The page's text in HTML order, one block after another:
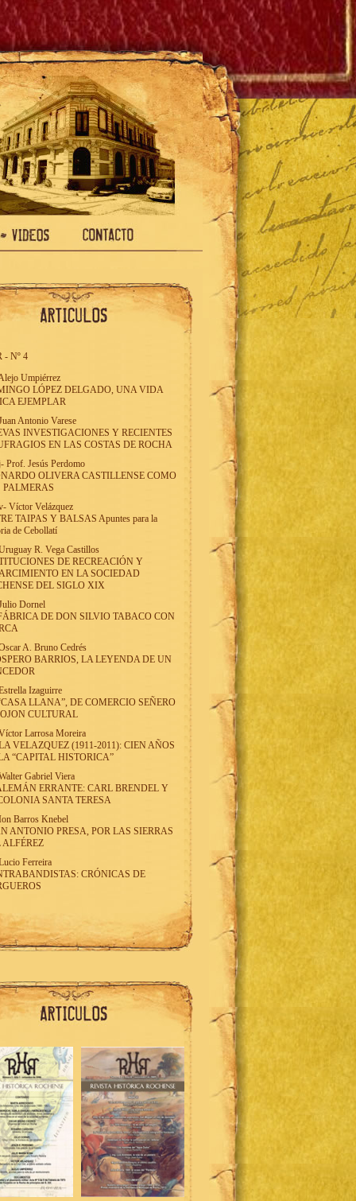
- Nº 4
Umpiérrez
LÓPEZ DELGADO, UNA VIDA
EJEMPLAR
Antonio Varese
INVESTIGACIONES Y RECIENTES
EN LAS COSTAS DE ROCHA
- Prof. Jesús Perdomo
OLIVERA CASTILLENSE COMO
PALMERAS
- Víctor Velázquez
TAIPAS Y BALSAS Apuntes para la
de Cebollatí
R. Vega Castillos
DE RECREACIÓN Y
EN LA SOCIEDAD
DEL SIGLO XIX
Dornel
DE DON SILVIO TABACO CON
A. Bruno Cedrés
BARRIOS, LA LEYENDA DE UN
Izaguirre
LLANA”, DE COMERCIO SEÑERO
CULTURAL
Larrosa Moreira
VELAZQUEZ (1911-2011): CIEN AÑOS
“CAPITAL HISTORICA”
Gabriel Viera
ERRANTE: CARL BRENDEL Y
SANTA TERESA
Barros Knebel
ANTONIO PRESA, POR LAS SIERRAS
ALFÉREZ
Ferreira
CRÓNICAS DE